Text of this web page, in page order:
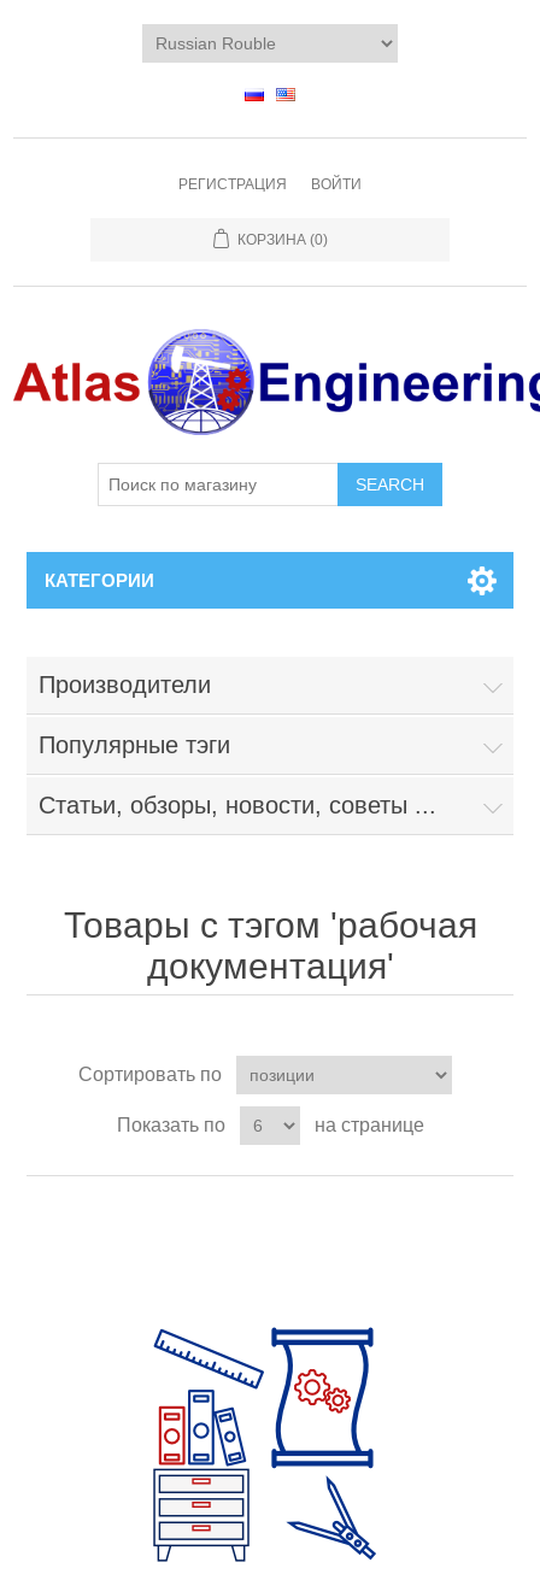
РЕГИСТРАЦИЯ ВОЙТИ
КОРЗИНА (0)
КАТЕГОРИИ
Производители
Популярные тэги
Статьи, обзоры, новости, советы ...
Товары с тэгом 'рабочая
документация'
Сортировать по
Показать по на странице